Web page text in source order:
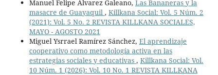
Manuel Felipe Álvarez Galeano, Las Bananeras y la
masacre de Guayaquil , Killkana Social: Vol. 5 Núm. 2
(2021): Vol. 5 No. 2 REVISTA KILLKANA SOCIALES,
MAYO - AGOSTO 2021
Miguel Ysrrael Ramírez Sánchez, El aprendizaje
cooperativo como metodología activa en las
estrategias sociales y educativas , Killkana Social: Vol.
10 Núm. 1 (2026): Vol. 10 No. 1 REVISTA KILLKANA